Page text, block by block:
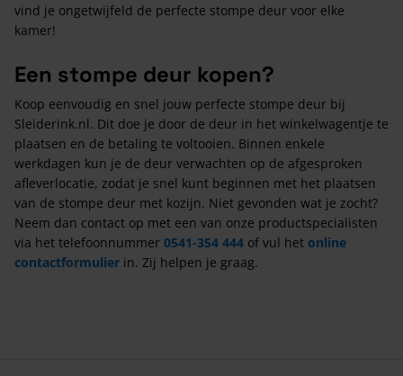
vind je ongetwijfeld de perfecte stompe deur voor elke
kamer!
Een stompe deur kopen?
Koop eenvoudig en snel jouw perfecte stompe deur bij
Sleiderink.nl. Dit doe je door de deur in het winkelwagentje te
plaatsen en de betaling te voltooien. Binnen enkele
werkdagen kun je de deur verwachten op de afgesproken
afleverlocatie, zodat je snel kunt beginnen met het plaatsen
van de stompe deur met kozijn. Niet gevonden wat je zocht?
Neem dan contact op met een van onze productspecialisten
via het telefoonnummer 0541-354 444 of vul het online
contactformulier in. Zij helpen je graag.